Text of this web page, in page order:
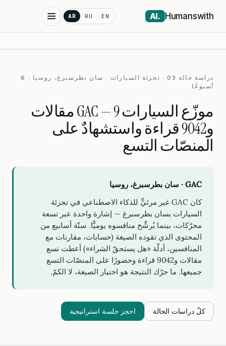
Humanswith
.AI
EN
RU
AR
دراسة حالة 03 · تجزئة السيارات · سان بطرسبرغ، روسيا · 6
أسبوعًا
موزّع السيارات GAC — 9 مقالات
و9042 قراءة واستشهادٌ على
المنصّات التسع
GAC · سان بطرسبرغ، روسيا
كان GAC غير مرئيٍّ للذكاء الاصطناعي في تجزئة
السيارات بسان بطرسبرغ — إشارة واحدة عبر تسعة
محرّكات، بينما يُرشَّح منافسوه يوميًّا. ستّة أسابيع من
المحتوى الذي تقوده الصيغة (حسابات، مقارنات مع
المنافسين، أدلّة «هل يستحقّ الشراء») أعطت تسع
مقالات و9042 قراءة وحضورًا على المنصّات التسع
جميعها. ما حرّك النتيجة هو اختيار الصيغة، لا الكمّ.
احجز جلسة استراتيجية كلّ دراسات الحالة